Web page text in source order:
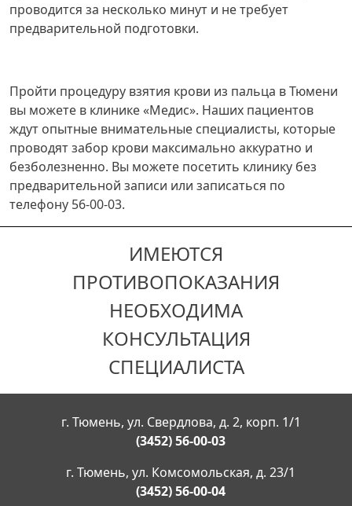
проводится за несколько минут и не требует
предварительной подготовки.
Пройти процедуру взятия крови из пальца в Тюмени
вы можете в клинике «Медис». Наших пациентов
ждут опытные внимательные специалисты, которые
проводят забор крови максимально аккуратно и
безболезненно. Вы можете посетить клинику без
предварительной записи или записаться по
телефону 56-00-03.
ИМЕЮТСЯ
ПРОТИВОПОКАЗАНИЯ
НЕОБХОДИМА
КОНСУЛЬТАЦИЯ
СПЕЦИАЛИСТА
г. Тюмень, ул. Свердлова, д. 2, корп. 1/1
(3452) 56-00-03
г. Тюмень, ул. Комсомольская, д. 23/1
(3452) 56-00-04